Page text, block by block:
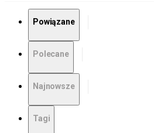
Powiązane
Polecane
Najnowsze
Tagi